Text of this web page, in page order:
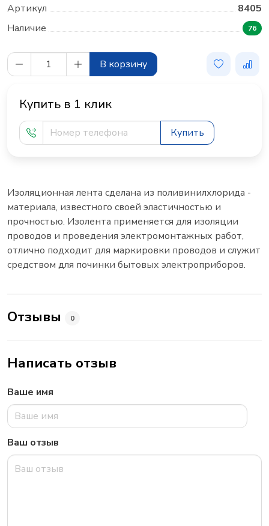
Артикул
8405
Наличие
76
В корзину
Купить в 1 клик
Купить
Изоляционная лента сделана из поливинилхлорида -
материала, известного своей эластичностью и
прочностью. Изолента применяется для изоляции
проводов и проведения электромонтажных работ,
отлично подходит для маркировки проводов и служит
средством для починки бытовых электроприборов.
Отзывы 0
Написать отзыв
Ваше имя
Ваш отзыв